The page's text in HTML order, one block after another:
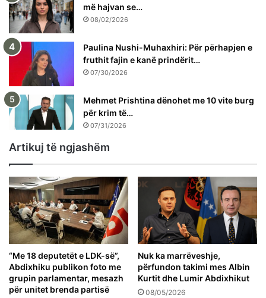
më hajvan se…
08/02/2026
Paulina Nushi-Muhaxhiri: Për përhapjen e
fruthit fajin e kanë prindërit…
07/30/2026
Mehmet Prishtina dënohet me 10 vite burg
për krim të…
07/31/2026
Artikuj të ngjashëm
“Me 18 deputetët e LDK-së”,
Abdixhiku publikon foto me
grupin parlamentar, mesazh
për unitet brenda partisë
Nuk ka marrëveshje,
përfundon takimi mes Albin
Kurtit dhe Lumir Abdixhikut
08/05/2026